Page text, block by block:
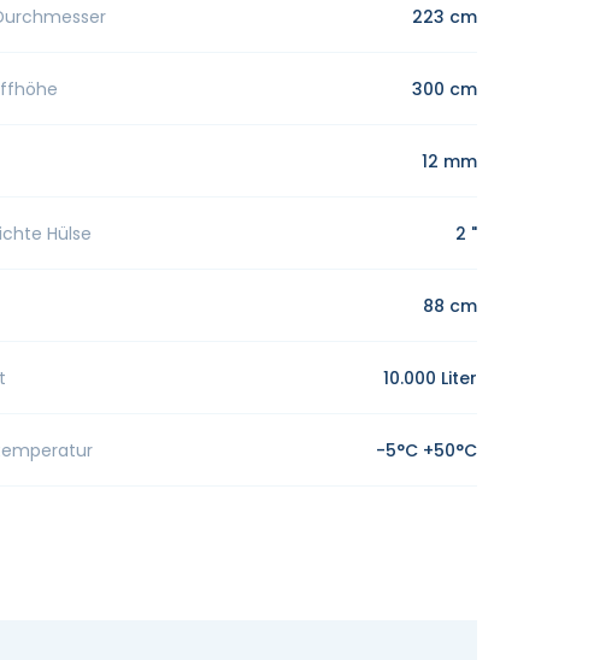
223 cm
300 cm
12 mm
Hülse 2 "
88 cm
10.000 Liter
-5°C +50°C